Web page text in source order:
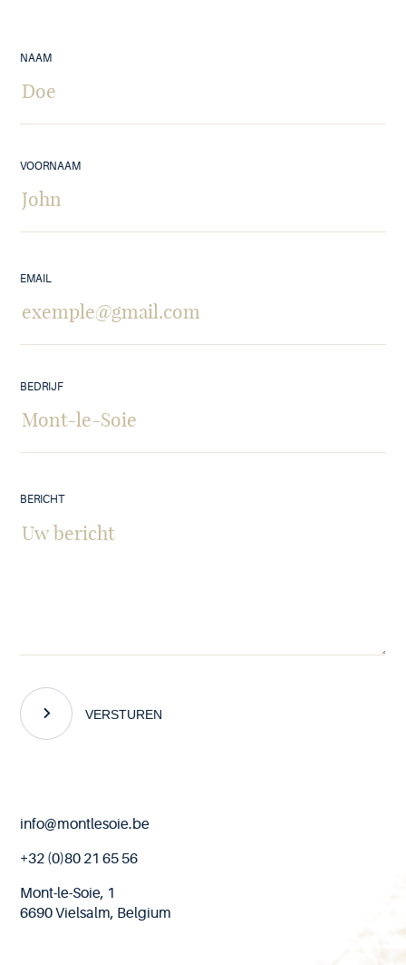
NAAM
VOORNAAM
EMAIL
BEDRIJF
BERICHT
VERSTUREN
End
page
info@montlesoie.be
+32 (0)80 21 65 56
Mont-le-Soie, 1
6690 Vielsalm, Belgium